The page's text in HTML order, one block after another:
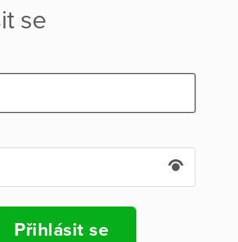
se
Přihlásit se